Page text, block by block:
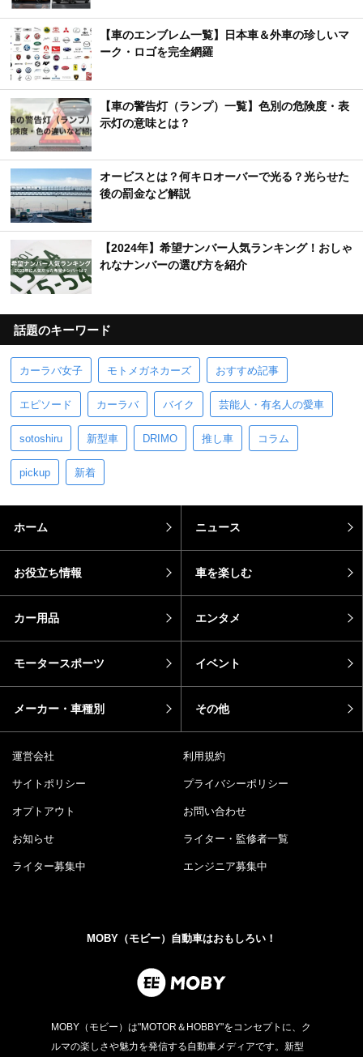
【車のエンブレム一覧】日本車＆外車の珍しいマ
ーク・ロゴを完全網羅
【車の警告灯（ランプ）一覧】色別の危険度・表
示灯の意味とは？
オービスとは？何キロオーバーで光る？光らせた
後の罰金など解説
【2024年】希望ナンバー人気ランキング！おしゃ
れなナンバーの選び方を紹介
話題のキーワード
カーラバ女子 モトメガネカーズ おすすめ記事
エピソード カーラバ バイク 芸能人・有名人の愛車
sotoshiru 新型車 DRIMO 推し車 コラム
pickup 新着
ホーム ニュース
お役立ち情報 車を楽しむ
カー用品 エンタメ
モータースポーツ イベント
メーカー・車種別 その他
運営会社 利用規約
サイトポリシー プライバシーポリシー
オプトアウト お問い合わせ
お知らせ ライター・監修者一覧
ライター募集中 エンジニア募集中
MOBY（モビー）自動車はおもしろい！
MOBY（モビー）は"MOTOR＆HOBBY"をコンセプトに、ク
ルマの楽しさや魅力を発信する自動車メディアです。新型